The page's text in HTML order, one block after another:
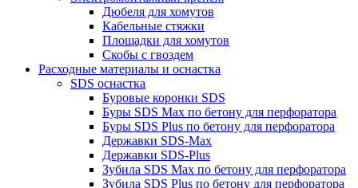
Дюбеля для хомутов
Кабельные стяжки
Площадки для хомутов
Скобы с гвоздем
Расходные материалы и оснастка
SDS оснастка
Буровые коронки SDS
Буры SDS Max по бетону для перфоратора
Буры SDS Plus по бетону для перфоратора
Державки SDS-Max
Державки SDS-Plus
Зубила SDS Mах по бетону для перфоратора
Зубила SDS Plus по бетону для перфоратора